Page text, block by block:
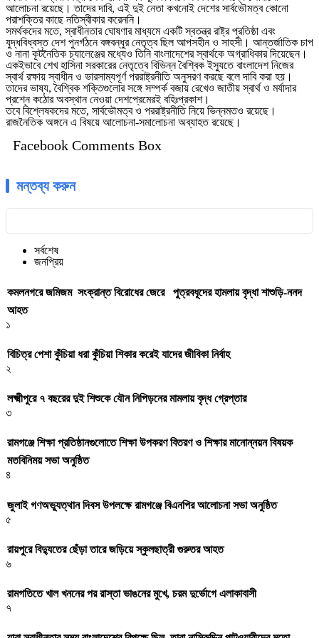
আলোচনা রয়েছে। তাদের দাবি, এই দুই নেতা কখনোই দেশের সার্বভৌমত্ব কোনো
পরাশক্তির কাছে নতিস্বীকার করেননি।
সমর্থকদের মতে, স্বাধীনতার ঘোষণার মাধ্যমে একটি স্বতন্ত্র রাষ্ট্র প্রতিষ্ঠা এবং
যুদ্ধবিধ্বস্ত দেশ পুনর্গঠনে বঙ্গবন্ধুর নেতৃত্ব ছিল আপসহীন ও সাহসী। আন্তর্জাতিক চাপ
ও নানা কূটনৈতিক চ্যালেঞ্জের মধ্যেও তিনি বাংলাদেশের স্বার্থকে অগ্রাধিকার দিয়েছেন।
একইভাবে শেখ হাসিনা সরকারের নেতৃত্বে বিভিন্ন বৈশ্বিক ইস্যুতে বাংলাদেশ নিজের
স্বার্থ রক্ষায় স্বাধীন ও ভারসাম্যপূর্ণ পররাষ্ট্রনীতি অনুসরণ করছে বলে দাবি করা হয়।
তাদের ভাষ্য, বৈশ্বিক শক্তিগুলোর সঙ্গে সম্পর্ক বজায় রেখেও জাতীয় স্বার্থ ও মর্যাদার
প্রশ্নে কঠোর অবস্থান নেওয়া দেশপ্রেমেরই বহিঃপ্রকাশ।
তবে বিশ্লেষকদের মতে, সার্বভৌমত্ব ও পররাষ্ট্রনীতি নিয়ে ভিন্নমতও রয়েছে।
রাজনৈতিক অঙ্গনে এ বিষয়ে আলোচনা-সমালোচনা অব্যাহত রয়েছে।
Facebook Comments Box
মন্তব্য করুন
সর্বশেষ
জনপ্রিয়
কমলনগরে জমিজম সংক্রান্ত বিরোধের জেরে পুত্রবধূদের হামলায় বৃদ্ধা শাশুড়ি-ননদ
আহত
১
বিচিত্র পেশা কুঁচিয়া ধরা কুঁচিয়া শিকার করেই যাদের জীবিকা নির্বাহ
২
লক্ষ্মীপুরে ৭ বছরের দুই শিশুকে যৌন নিপিড়নের মামলায় বৃদ্ধ গ্রেপ্তার
৩
রামগঞ্জে শিক্ষা প্রতিষ্ঠানগুলোতে শিক্ষা উপকরণ বিতরণ ও শিক্ষার মানোন্নয়ন বিষয়ক
মতবিনিময় সভা অনুষ্ঠিত
৪
জুলাই গণঅভ্যুত্থান দিবস উপলক্ষে রামগঞ্জে বিএনপির আলোচনা সভা অনুষ্ঠিত
৫
রায়পুরে বিদ্যুতের ছেঁড়া তারে জড়িয়ে স্কুলছাত্রী গুরুতর আহত
৬
রামগতিতে খাল খননের পর রাস্তা ভাঙনের মুখে, চরম দুর্ভোগে এলাকাবাসী
৭